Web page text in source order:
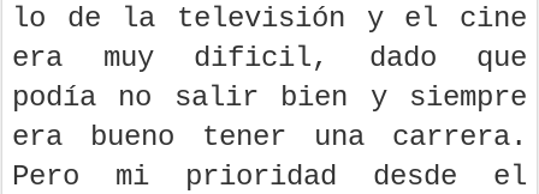
lo de la televisión y el cine
era muy dificil, dado que
podía no salir bien y siempre
era bueno tener una carrera.
Pero mi prioridad desde el